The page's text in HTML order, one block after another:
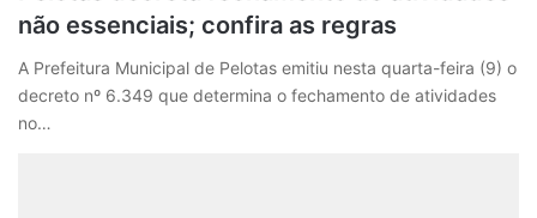
não essenciais; confira as regras
A Prefeitura Municipal de Pelotas emitiu nesta quarta-feira (9) o
decreto nº 6.349 que determina o fechamento de atividades
no…